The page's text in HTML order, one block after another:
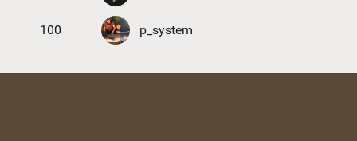
100 p_system